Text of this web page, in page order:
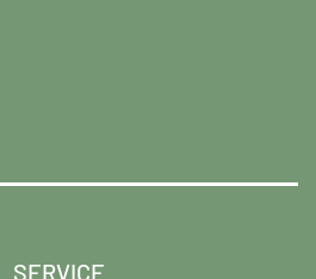
SERVICE